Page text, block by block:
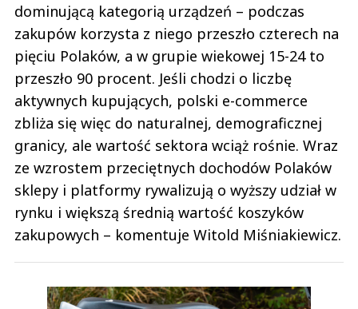
dominującą kategorią urządzeń – podczas
zakupów korzysta z niego przeszło czterech na
pięciu Polaków, a w grupie wiekowej 15-24 to
przeszło 90 procent. Jeśli chodzi o liczbę
aktywnych kupujących, polski e-commerce
zbliża się więc do naturalnej, demograficznej
granicy, ale wartość sektora wciąż rośnie. Wraz
ze wzrostem przeciętnych dochodów Polaków
sklepy i platformy rywalizują o wyższy udział w
rynku i większą średnią wartość koszyków
zakupowych – komentuje Witold Miśniakiewicz.